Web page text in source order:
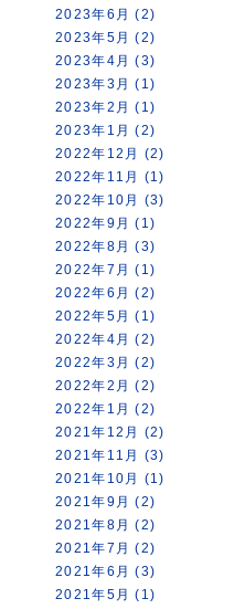
2023年6月 (2)
2023年5月 (2)
2023年4月 (3)
2023年3月 (1)
2023年2月 (1)
2023年1月 (2)
2022年12月 (2)
2022年11月 (1)
2022年10月 (3)
2022年9月 (1)
2022年8月 (3)
2022年7月 (1)
2022年6月 (2)
2022年5月 (1)
2022年4月 (2)
2022年3月 (2)
2022年2月 (2)
2022年1月 (2)
2021年12月 (2)
2021年11月 (3)
2021年10月 (1)
2021年9月 (2)
2021年8月 (2)
2021年7月 (2)
2021年6月 (3)
2021年5月 (1)